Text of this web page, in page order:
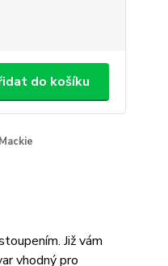
do košíku
Mackie
Již vám
vhodný pro